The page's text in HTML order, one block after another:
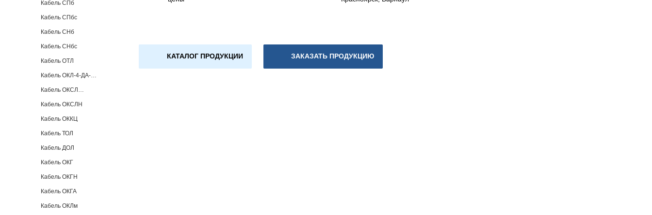
Кабель СПб
Кабель СПбс
Кабель СНб
Кабель СНбс
Кабель ОТЛ
Кабель ОКЛ-4-ДА-…
Кабель ОКСЛ…
Кабель ОКСЛН
Кабель ОККЦ
Кабель ТОЛ
Кабель ДОЛ
Кабель ОКГ
Кабель ОКГН
Кабель ОКГА
Кабель ОКЛм
КАТАЛОГ ПРОДУКЦИИ ЗАКАЗАТЬ ПРОДУКЦИЮ